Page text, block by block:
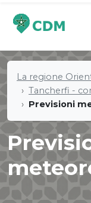
La regione
Tancherfi -
Previsioni